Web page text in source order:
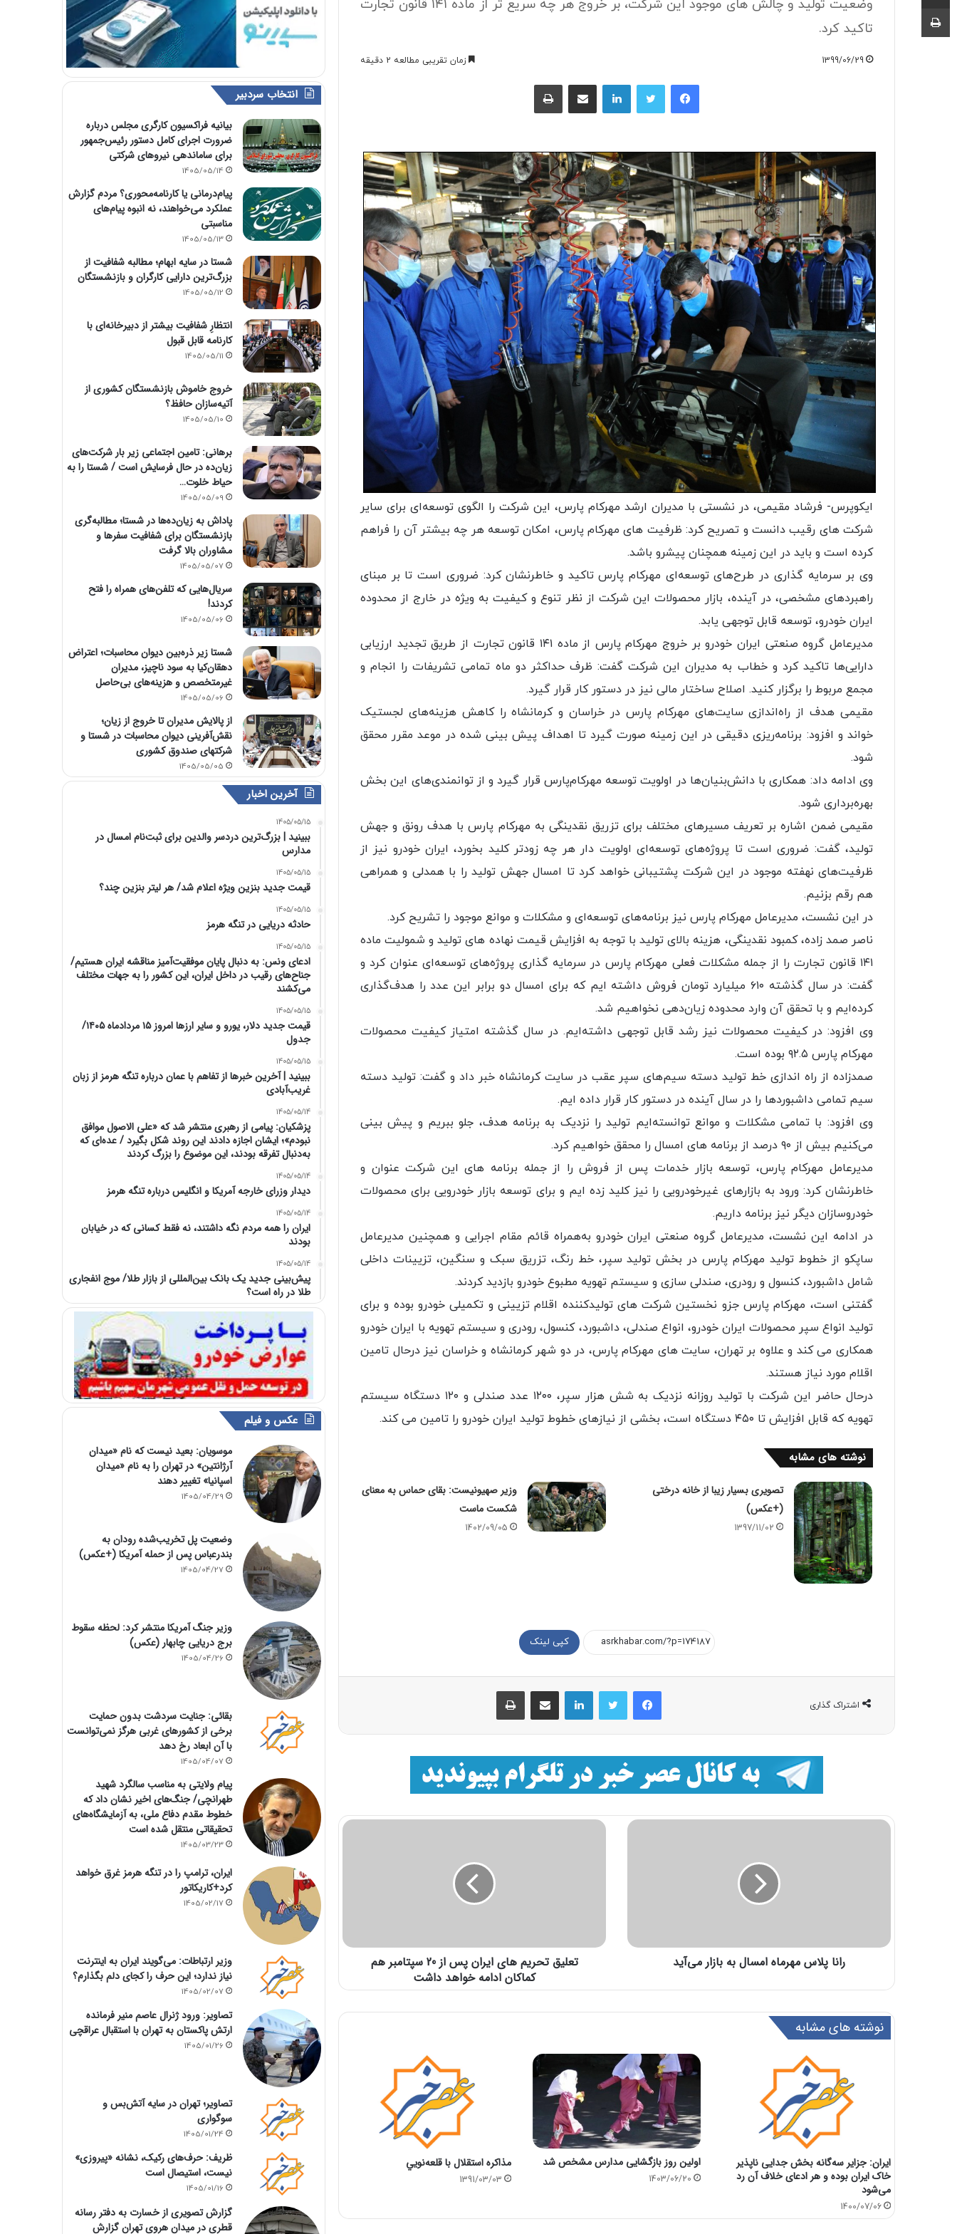
وضعیت تولید و چالش های موجود این شرکت،‌ بر خروج هر چه سریع تر از ماده ۱۴۱ قانون تجارت
تاکید کرد.
1399/06/29 زمان تقریبی مطالعه 2 دقیقه
فیسبوک لینکداین
ایکوپرس- فرشاد مقیمی، در نشستی با مدیران ارشد مهرکام پارس، این شرکت را الگوی توسعه‌ای برای سایر
شرکت های رقیب دانست و تصریح کرد: ظرفیت های مهرکام پارس، امکان توسعه هر چه بیشتر آن را فراهم
کرده است و باید در این زمینه همچنان پیشرو باشد.
وی بر سرمایه گذاری در طرح‌های توسعه‌ای مهرکام پارس تاکید و خاطرنشان کرد: ضروری است تا بر مبنای
راهبردهای مشخصی،‌ در آینده، بازار محصولات این شرکت از نظر تنوع و کیفیت به ویژه در خارج از محدوده
ایران خودرو، توسعه قابل توجهی یابد.
مدیرعامل گروه صنعتی ایران خودرو بر خروج مهرکام پارس از ماده ۱۴۱ قانون تجارت از طریق تجدید ارزیابی
دارایی‌ها تاکید کرد و خطاب به مدیران این شرکت گفت: ظرف حداکثر دو ماه تمامی تشریفات را انجام و
مجمع مربوط را برگزار کنید. اصلاح ساختار مالی نیز در دستور کار قرار گیرد.
مقیمی هدف از راه‌اندازی سایت‌های مهرکام پارس در خراسان و کرمانشاه را کاهش هزینه‌های لجستیک
خواند و‌ افزود: برنامه‌ریزی دقیقی در این زمینه صورت گیرد تا اهداف پیش بینی شده در موعد مقرر محقق
شود.
وی ادامه داد: همکاری با دانش‌بنیان‌ها در اولویت توسعه مهرکام‌پارس قرار گیرد و از توانمندی‌های این بخش
بهره‌برداری شود.
مقیمی ضمن اشاره بر تعریف مسیرهای مختلف برای تزریق نقدینگی به مهرکام پارس با هدف رونق و جهش
تولید، گفت: ضروری است تا پروژه‌های توسعه‌ای اولویت دار هر چه زودتر کلید بخورد،‌ ایران خودرو نیز از
ظرفیت‌های نهفته موجود در این شرکت پشتیبانی خواهد کرد تا امسال جهش تولید را با همدلی و همراهی
هم رقم بزنیم.
در این نشست، مدیرعامل مهرکام پارس نیز برنامه‌های توسعه‌ای و مشکلات و موانع موجود را تشریح کرد.
ناصر صمد زاده، کمبود نقدینگی،‌ هزینه بالای تولید با توجه به افزایش قیمت نهاده های تولید و شمولیت ماده
۱۴۱ قانون تجارت را از جمله مشکلات فعلی مهرکام پارس در سرمایه گذاری پروژه‌های توسعه‌ای عنوان کرد و
گفت: در سال گذشته ۶۱۰ میلیارد تومان فروش داشته ایم که برای امسال دو برابر این عدد را هدف‌گذاری
کرده‌ایم و با تحقق آن وارد محدوده زیان‌دهی نخواهیم شد.
وی افزود: در کیفیت محصولات نیز رشد قابل توجهی داشته‌ایم. در سال گذشته امتیاز کیفیت محصولات
مهرکام پارس ۹۲.۵ بوده است.
صمدزاده از راه اندازی خط تولید دسته سیم‌های سپر عقب در سایت کرمانشاه خبر داد و گفت: تولید دسته
سیم تمامی داشبوردها را در سال آینده در دستور کار قرار داده ایم.
وی افزود:‌ با تمامی مشکلات و موانع توانسته‌ایم تولید را نزدیک به برنامه هدف، جلو ببریم و پیش بینی
می‌کنیم بیش از ۹۰ درصد از برنامه های امسال را محقق خواهیم کرد.
مدیرعامل مهرکام پارس،‌ توسعه بازار خدمات پس از فروش را از جمله برنامه های این شرکت عنوان و
خاطرنشان کرد: ورود به بازارهای غیرخودرویی را نیز کلید زده ایم و برای توسعه بازار خودرویی برای محصولات
خودروسازان دیگر نیز برنامه داریم.
در ادامه این نشست،‌ مدیرعامل گروه صنعتی ایران خودرو به‌همراه قائم مقام اجرایی و همچنین مدیرعامل
ساپکو از خطوط تولید مهرکام پارس در بخش تولید سپر، خط رنگ، تزریق سبک و سنگین، تزیینات داخلی
شامل داشبورد،‌ کنسول و رودری، صندلی سازی و سیستم تهویه مطبوع خودرو بازدید کردند.
گفتنی است، مهرکام پارس جزو نخستین شرکت های تولیدکننده اقلام تزیینی و تکمیلی خودرو بوده و برای
تولید انواع سپر محصولات ایران خودرو،‌ انواع صندلی، داشبورد،‌ کنسول، رودری و سیستم تهویه با ایران خودرو
همکاری می کند و علاوه بر تهران، سایت های مهرکام پارس، در دو شهر کرمانشاه و خراسان نیز درحال تامین
اقلام مورد نیاز هستند.
درحال حاضر این شرکت با تولید روزانه نزدیک به شش هزار سپر، ۱۲۰۰ عدد صندلی و ۱۲۰ دستگاه سیستم
تهویه که قابل افزایش تا ۴۵۰ دستگاه است، بخشی از نیازهای خطوط تولید ایران خودرو را تامین می کند.
نوشته های مشابه
تصویری بسیار زیبا از خانه درختی
(+عکس)
1397/11/02
وزیر صهیونیست: بقای حماس به معنای
شکست ماست
1402/09/05
کپی لینک
اشتراک گذاری
فیسبوک لینکداین
رانا پلاس مهرماه امسال به بازار می‌آید
تعلیق تحریم های ایران پس از 20 سپتامبر هم
کماکان ادامه خواهد داشت
نوشته های مشابه
ایران: جزایر سه‌گانه بخش جدایی ناپذیر
خاک ایران بوده و هر ادعای خلاف آن رد
می‌شود
1400/07/06
اولین روز بازگشایی مدارس مشخص شد
1403/06/20
مذاكره استقلال با قلعه‌نويي
1391/03/03
انتخاب سردبیر
بیانیه فراکسیون کارگری مجلس درباره
ضرورت اجرای کامل دستور رئیس‌جمهور
برای ساماندهی نیروهای شرکتی
1405/05/14
پیام‌درمانی یا کارنامه‌محوری؟ مردم گزارش
عملکرد می‌خواهند، نه انبوه پیام‌های
مناسبتی
1405/05/13
شستا در سایه ابهام؛ مطالبه شفافیت از
بزرگ‌ترین دارایی کارگران و بازنشستگان
1405/05/12
انتظارِ شفافیت بیشتر از دبیرخانه‌ای با
کارنامه قابل قبول
1405/05/11
خروج خاموش بازنشستگان کشوری از
آتیه‌سازان حافظ؟
1405/05/10
برهانی: تامین اجتماعی زیر بار شرکت‌های
زیان‌ده در حال فرسایش است / شستا را به
حیاط خلوت…
1405/05/09
پاداش به زیان‌ده‌ها در شستا؛ مطالبه‌گری
بازنشستگان برای شفافیت سفرها و
مشاوران بالا گرفت
1405/05/07
سریال‌هایی که تلفن‌های همراه را فتح
کردند!
1405/05/06
شستا زیر ذره‌بین دیوان محاسبات؛ اعتراض
دهقان‌کیا به سود ناچیز، مدیران
غیرمتخصص و هزینه‌های بی‌حاصل
1405/05/06
از پالایش مدیران تا خروج از زیان؛
نقش‌آفرینی دیوان محاسبات در شستا و
شرکتهای صندوق کشوری
1405/05/05
آخرین اخبار
1405/05/15
ببینید | بزرگ‌ترین دردسر والدین برای ثبت‌نام امسال در
مدارس
1405/05/15
قیمت جدید بنزین ویژه اعلام شد/ هر لیتر بنزین چند؟
1405/05/15
حادثه دریایی در تنگه هرمز
1405/05/15
ادعای ونس: به دنبال پایان موفقیت‌آمیز مناقشه ایران هستیم/
جناح‌های رقیب در داخل ایران، این کشور را به جهات مختلف
می‌کشند
1405/05/15
قیمت جدید دلار، یورو و سایر ارزها امروز ۱۵ مردادماه ۱۴۰۵/
جدول
1405/05/15
ببینید | آخرین خبرها از تفاهم با عمان درباره تنگه هرمز از زبان
غریب‌آبادی
1405/05/14
پزشکیان: پیامی از رهبری منتشر شد که «علی الاصول موافق
نبودم»؛ ایشان اجازه دادند این روند شکل بگیرد / عده‌ای که
به‌دنبال تفرقه بودند، این موضوع را بزرگ کردند
1405/05/14
دیدار وزرای خارجه آمریکا و انگلیس درباره تنگه هرمز
1405/05/14
ایران را همه مردم نگه داشتند، نه فقط کسانی که در خیابان
بودند
1405/05/14
پیش‌بینی جدید یک بانک بین‌المللی از بازار طلا/ موج انفجاری
طلا در راه است؟
عکس و فیلم
موسویان: بعید نیست که نام «میدان
آرژانتین» در تهران را به نام «میدان
اسپانیا» تغییر دهند
1405/04/29
وضعیت پل تخریب‌شده رودان به
بندرعباس پس از حمله آمریکا (+عکس)
1405/04/27
وزیر جنگ آمریکا منتشر کرد: لحظه سقوط
برج دریایی چابهار (عکس)
1405/04/26
بقائی: جنایت سردشت بدون حمایت
برخی از کشورهای غربی هرگز نمی‌توانست
با آن ابعاد رخ دهد
1405/04/07
پیام ولایتی به مناسب سالگرد شهید
طهرانچی/ جنگ‌های اخیر نشان داد که
خطوط مقدم دفاع ملی، به آزمایشگاه‌های
تحقیقاتی منتقل شده است
1405/03/23
ایران، ترامپ را در تنگه هرمز غرق خواهد
کرد+کاریکاتور
1405/02/17
وزیر ارتباطات: می‌گویند ایران به اینترنت
نیاز ندارد؛ این حرف را کجای دلم بگذارم؟
1405/02/07
تصاویر: ورود ژنرال عاصم منیر فرمانده
ارتش پاکستان به تهران با استقبال عراقچی
1405/01/26
تصاویر؛ تهران در سایه آتش‌بس و
سوگواری
1405/01/24
ظریف: حرف‌های رکیک، نشانه «پیروزی»
نیست، استیصال است
1405/01/16
گزارش تصویری از خسارت به دفتر رسانه
قطری در میدان هروی تهران گزارش